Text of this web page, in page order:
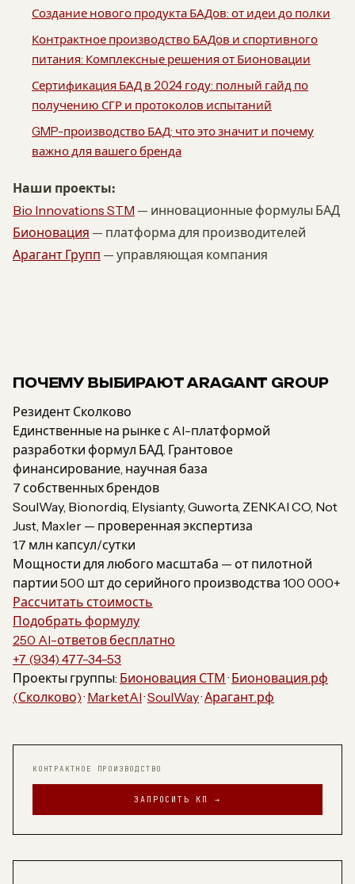
Создание нового продукта БАДов: от идеи до полки
Контрактное производство БАДов и спортивного
питания: Комплексные решения от Бионовации
Сертификация БАД в 2024 году: полный гайд по
получению СГР и протоколов испытаний
GMP-производство БАД: что это значит и почему
важно для вашего бренда
Наши проекты:
Bio Innovations STM — инновационные формулы БАД
Бионовация — платформа для производителей
Арагант Групп — управляющая компания
ПОЧЕМУ ВЫБИРАЮТ ARAGANT GROUP
Резидент Сколково
Единственные на рынке с AI-платформой
разработки формул БАД. Грантовое
финансирование, научная база
7 собственных брендов
SoulWay, Bionordiq, Elysianty, Guworta, ZENKAI CO, Not
Just, Maxler — проверенная экспертиза
1.7 млн капсул/сутки
Мощности для любого масштаба — от пилотной
партии 500 шт до серийного производства 100 000+
Рассчитать стоимость
Подобрать формулу
250 AI-ответов бесплатно
+7 (934) 477-34-53
Проекты группы: Бионовация СТМ · Бионовация.рф
(Сколково)· MarketAI·SoulWay·Арагант.рф
КОНТРАКТНОЕ ПРОИЗВОДСТВО
ЗАПРОСИТЬ КП →